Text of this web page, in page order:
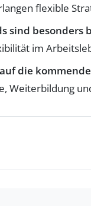
flexible
sind besonders
im
die
Weiterbildung